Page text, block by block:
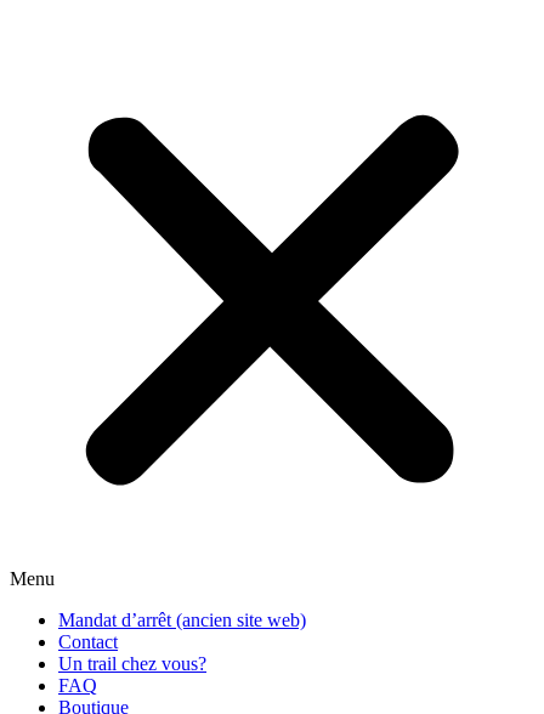
Menu
Mandat d’arrêt (ancien site web)
Contact
Un trail chez vous?
FAQ
Boutique